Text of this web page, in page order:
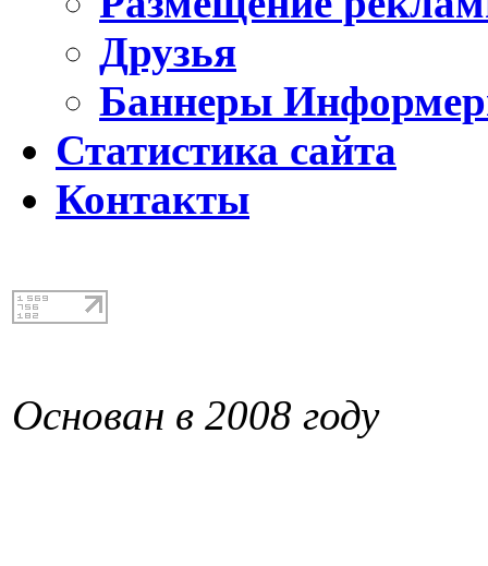
Друзья
Баннеры
Статистика сайта
Контакты
Основан в 2008 году